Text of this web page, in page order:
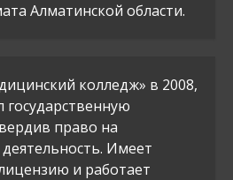
Алматинской области.
колледж» в 2008,
государственную
право на
Имеет
и работает